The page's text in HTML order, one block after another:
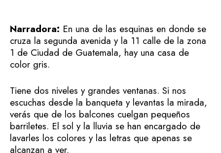
Narradora: En una de las esquinas en donde se
cruza la segunda avenida y la 11 calle de la zona
1 de Ciudad de Guatemala, hay una casa de
color gris.
Tiene dos niveles y grandes ventanas. Si nos
escuchas desde la banqueta y levantas la mirada,
verás que de los balcones cuelgan pequeños
barriletes. El sol y la lluvia se han encargado de
lavarles los colores y las letras que apenas se
alcanzan a ver.